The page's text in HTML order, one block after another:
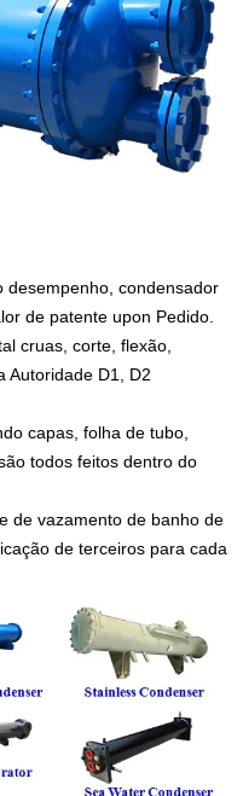
desempenho, condensador
de patente upon Pedido.
cruas, corte, flexão,
Autoridade D1, D2
capas, folha de tubo,
todos feitos dentro do
de vazamento de banho de
de terceiros para cada